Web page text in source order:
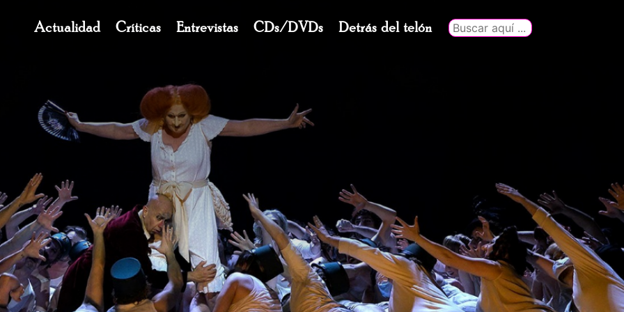
Navegación
Actualidad Críticas Entrevistas CDs/DVDs Detrás del telón
Buscar